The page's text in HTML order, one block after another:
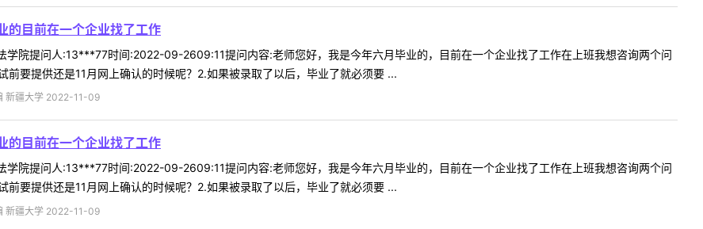
的目前在一个企业找了工作
学院提问人:13***77时间:2022-09-2609:11提问内容:老师您好，我是今年六月毕业的，目前在一个企业找了工作在上班我想咨询两个问
前要提供还是11月网上确认的时候呢？2.如果被录取了以后，毕业了就必须要 ...
新疆大学 2022-11-09
的目前在一个企业找了工作
学院提问人:13***77时间:2022-09-2609:11提问内容:老师您好，我是今年六月毕业的，目前在一个企业找了工作在上班我想咨询两个问
前要提供还是11月网上确认的时候呢？2.如果被录取了以后，毕业了就必须要 ...
新疆大学 2022-11-09